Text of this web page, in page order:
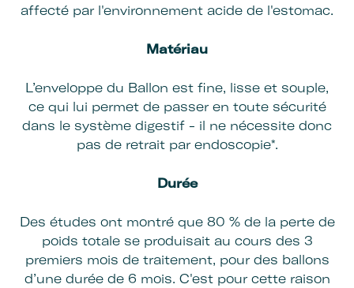
affecté par l'environnement acide de l'estomac.
Matériau
L’enveloppe du Ballon est fine, lisse et souple,
ce qui lui permet de passer en toute sécurité
dans le système digestif - il ne nécessite donc
pas de retrait par endoscopie*.
Durée
Des études ont montré que 80 % de la perte de
poids totale se produisait au cours des 3
premiers mois de traitement, pour des ballons
d’une durée de 6 mois. C'est pour cette raison